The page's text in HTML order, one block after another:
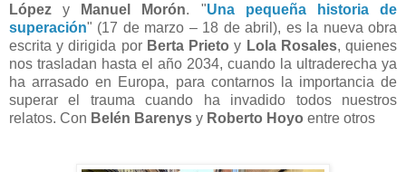
López y Manuel Morón. "Una pequeña historia de
superación" (17 de marzo – 18 de abril), es la nueva obra
escrita y dirigida por Berta Prieto y Lola Rosales, quienes
nos trasladan hasta el año 2034, cuando la ultraderecha ya
ha arrasado en Europa, para contarnos la importancia de
superar el trauma cuando ha invadido todos nuestros
relatos. Con Belén Barenys y Roberto Hoyo entre otros